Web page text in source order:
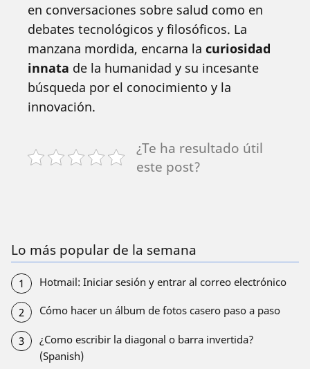
en conversaciones sobre salud como en
debates tecnológicos y filosóficos. La
manzana mordida, encarna la curiosidad
innata de la humanidad y su incesante
búsqueda por el conocimiento y la
innovación.
¿Te ha resultado útil
este post?
Lo más popular de la semana
Hotmail: Iniciar sesión y entrar al correo electrónico
Cómo hacer un álbum de fotos casero paso a paso
¿Como escribir la diagonal o barra invertida?
(Spanish)